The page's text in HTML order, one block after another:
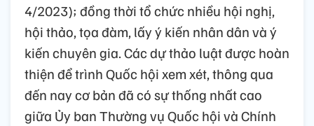
4/2023); đồng thời tổ chức nhiều hội nghị,
hội thảo, tọa đàm, lấy ý kiến nhân dân và ý
kiến chuyên gia. Các dự thảo luật được hoàn
thiện để trình Quốc hội xem xét, thông qua
đến nay cơ bản đã có sự thống nhất cao
giữa Ủy ban Thường vụ Quốc hội và Chính